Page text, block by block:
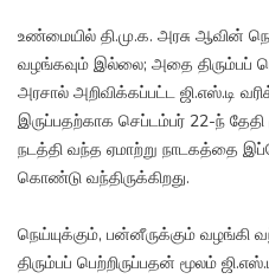
உண்மையில் தி.மு.க. அரசு ஆவின்
வழங்கவும் இல்லை; அதை திரும்பப்
அரசால் அறிவிக்கப்பட்ட ஜி.எஸ்.டி
இருப்பதற்காக செப்டம்பர் 22-ந்
நடத்தி வந்த ஏமாற்று நாடகத்தை
கொண்டு வந்திருக்கிறது.
நெய்யுக்கும், பன்னீருக்கும் வழங்கி
திரும்பப் பெற்றிருப்பதன் மூலம்